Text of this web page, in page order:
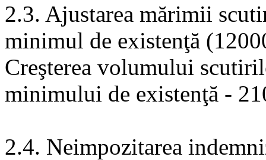
2.3. Ajustarea mărimii
minimul de existenţă
Creşterea volumului
minimului de existenţă -
2.4. Neimpozitarea